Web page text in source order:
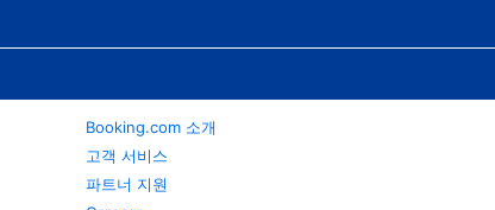
Booking.com 소개
고객 서비스
파트너 지원